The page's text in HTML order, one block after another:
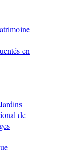
en
de